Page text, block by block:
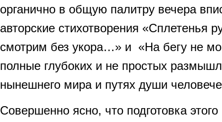
органично в общую палитру вечера
авторские стихотворения «Сплетенья
смотрим без укора…» и «На бегу не
полные глубоких и не простых
нынешнего мира и путях души
Совершенно ясно, что подготовка